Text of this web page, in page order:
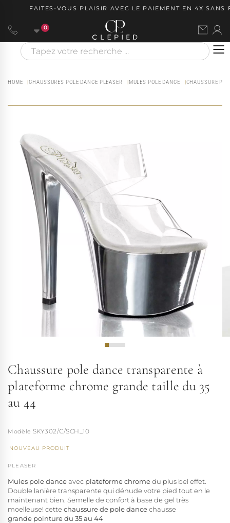
FAITES-VOUS PLAISIR AVEC LE PAIEMENT EN 4X SANS
0
HOME CHAUSSURES POLE DANCE PLEASER MULES POLE DANCE
Chaussure pole dance transparente à
plateforme chrome grande taille du 35
au 44
SKY302/C/SCH_10
NOUVEAU PRODUIT
PLEASER
Mules pole danceavec plateforme chromedu plus bel effet.
Double lanière transparente qui dénude votre pied tout en le
maintenant bien. Semelle de confort à base de gel très
moelleuse! cette chaussure de pole dancechausse
grande pointure du 35 au 44